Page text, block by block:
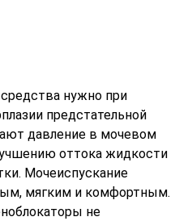
нужно при
предстательной
давление в мочевом
оттока жидкости
Мочеиспускание
мягким и комфортным.
не